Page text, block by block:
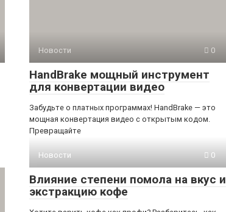
Новости 0
HandBrake мощный инструмент
для конвертации видео
Забудьте о платных программах! HandBrake — это
мощная конвертация видео с открытым кодом.
Превращайте
Новости 0
Влияние степени помола на вкус и
экстракцию кофе